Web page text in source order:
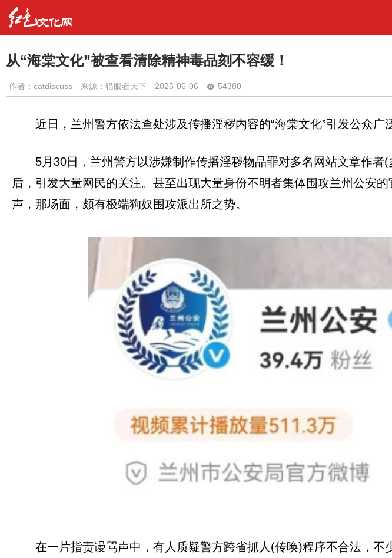
从“海棠文化”被查看清除精神毒品刻不容缓！
作者： catdiscuss 来源：猫眼看天下 2025-06-06 54380
近日，兰州警方依法查处涉及传播淫秽内容的“海棠文化”引发公众广
5月30日，兰州警方以涉嫌制作传播淫秽物品罪对多名网站文章作
后，引发大量网民的关注。甚至出现大量身份不明者集体围攻兰州公安
声，那场面，颇有极端狗奴围攻派出所之势。
在一片指责谩骂声中，有人质疑警方跨省抓人(传唤)程序不合法，